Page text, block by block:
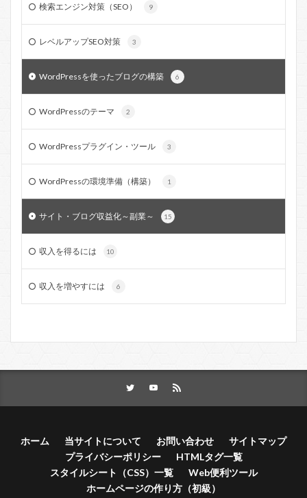
検索エンジン対策（SEO） 9
レベルアップSEO対策 3
WordPressを使ったブログの構築 6
WordPressのテーマ 2
WordPressプラグイン・ツール 3
WordPressの環境準備（構築） 1
サイト・ブログ収益化～副業～ 15
収入を得るには 10
収入を増やすには 6
ホーム 当サイトについて お問い合わせ
サイトマップ
プライバシーポリシー
HTMLタグ一覧
スタイルシート（CSS）一覧
Web便利ツール
ホームページの作り方（初級）